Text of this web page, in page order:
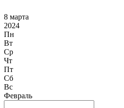
8 марта
2024
Пн
Вт
Ср
Чт
Пт
Сб
Вс
Февраль